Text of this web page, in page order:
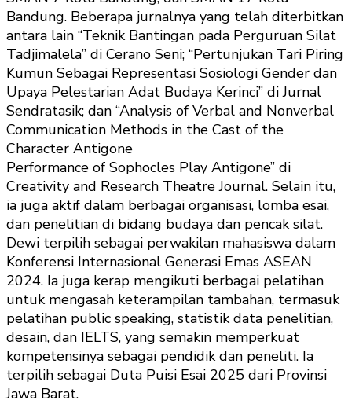
Bandung. Beberapa jurnalnya yang telah diterbitkan
antara lain “Teknik Bantingan pada Perguruan Silat
Tadjimalela” di Cerano Seni; “Pertunjukan Tari Piring
Kumun Sebagai Representasi Sosiologi Gender dan
Upaya Pelestarian Adat Budaya Kerinci” di Jurnal
Sendratasik; dan “Analysis of Verbal and Nonverbal
Communication Methods in the Cast of the
Character Antigone
Performance of Sophocles Play Antigone” di
Creativity and Research Theatre Journal. Selain itu,
ia juga aktif dalam berbagai organisasi, lomba esai,
dan penelitian di bidang budaya dan pencak silat.
Dewi terpilih sebagai perwakilan mahasiswa dalam
Konferensi Internasional Generasi Emas ASEAN
2024. Ia juga kerap mengikuti berbagai pelatihan
untuk mengasah keterampilan tambahan, termasuk
pelatihan public speaking, statistik data penelitian,
desain, dan IELTS, yang semakin memperkuat
kompetensinya sebagai pendidik dan peneliti. Ia
terpilih sebagai Duta Puisi Esai 2025 dari Provinsi
Jawa Barat.